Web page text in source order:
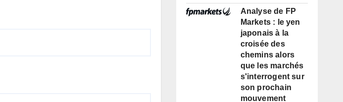
Analyse de FP
Markets : le yen
japonais à la
croisée des
chemins alors
que les marchés
s'interrogent sur
son prochain
mouvement